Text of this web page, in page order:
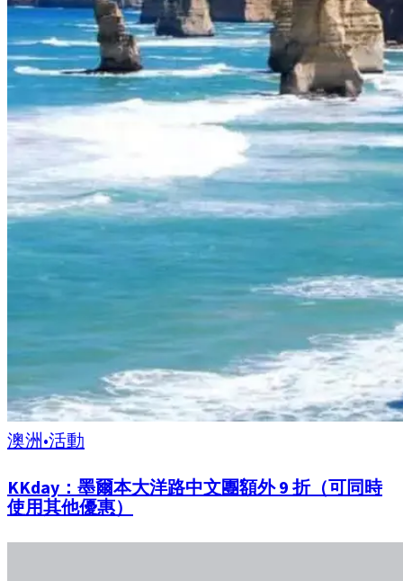
澳洲•活動
KKday：墨爾本大洋路中文團額外 9 折（可同時
使用其他優惠）